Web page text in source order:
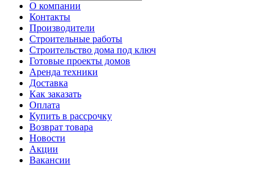
О компании
Контакты
Производители
Строительные работы
Строительство дома под ключ
Готовые проекты домов
Аренда техники
Доставка
Как заказать
Оплата
Купить в рассрочку
Возврат товара
Новости
Акции
Вакансии